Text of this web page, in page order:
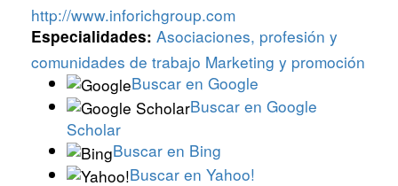
http://www.inforichgroup.com
Especialidades: Asociaciones, profesión y
comunidades de trabajo Marketing y promoción
Buscar en Google
Buscar en Google
Scholar
Buscar en Bing
Buscar en Yahoo!